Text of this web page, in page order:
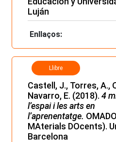
Luján
Enllaços:
Llibre
Castell, J., Torres, A.,
Navarro, E. (2018). 4
l’espai i les arts en
l’aprenentatge.
MAterials DOcents).
Barcelona